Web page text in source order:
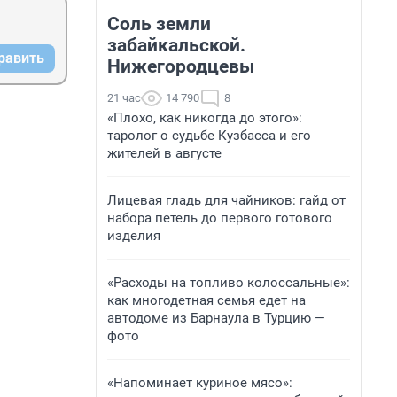
Соль земли
забайкальской.
Нижегородцевы
21 час 14 790 8
«Плохо, как никогда до этого»:
таролог о судьбе Кузбасса и его
жителей в августе
Лицевая гладь для чайников: гайд от
набора петель до первого готового
изделия
«Расходы на топливо колоссальные»:
как многодетная семья едет на
автодоме из Барнаула в Турцию —
фото
«Напоминает куриное мясо»: